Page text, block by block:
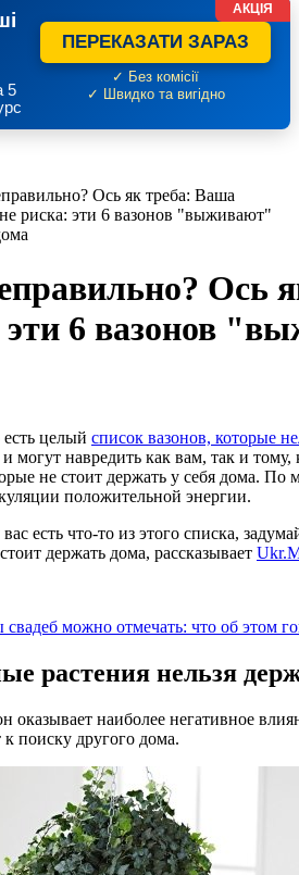
5
ПЕРЕКАЗАТИ ЗАРАЗ
✓ Без комісії
✓ Швидко та вигідно
АКЦІЯ
Ось як треба: Ваша
риска: эти 6 вазонов "выживают"
Ось
эти 6 вазонов
есть целый список вазонов, которые
могут навредить как вам, так и
не стоит держать у себя дома.
положительной энергии.
есть что-то из этого списка,
держать дома, рассказывает
можно отмечать: что об этом
растения нельзя
оказывает наиболее негативное
поиску другого дома.